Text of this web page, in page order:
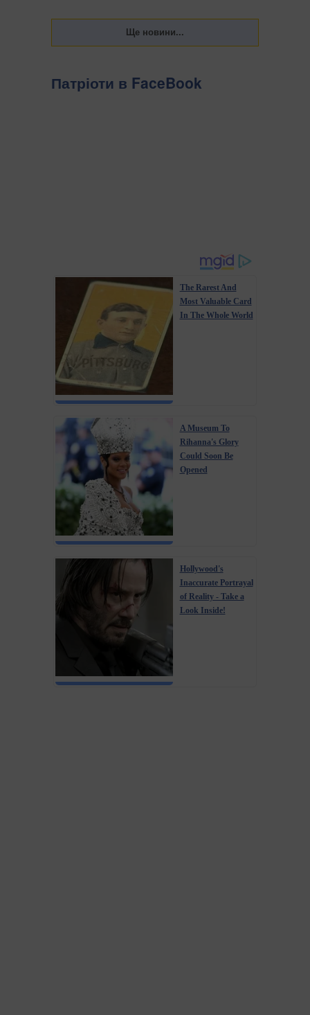
Патріоти в FaceBook
The Rarest And
Most Valuable Card
In The Whole World
A Museum To
Rihanna's Glory
Could Soon Be
Opened
Hollywood's
Inaccurate Portrayal
of Reality - Take a
Look Inside!